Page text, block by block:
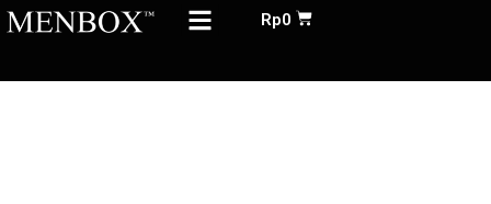
Skip
to
MenuRp0 Cart